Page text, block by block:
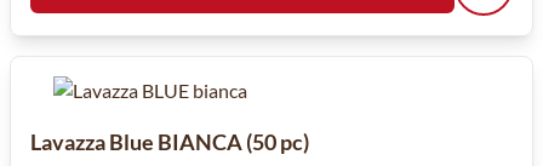
Lavazza Blue BIANCA (50 pc)